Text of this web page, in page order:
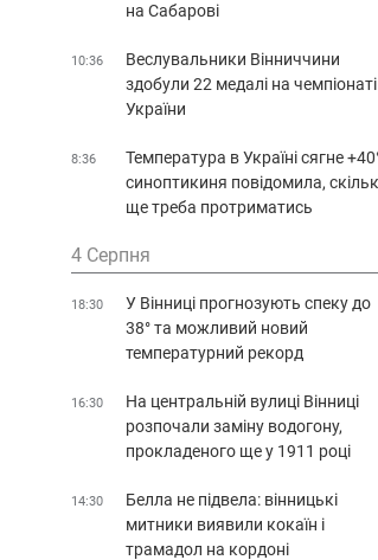
на Сабарові
10:36
Веслувальники Вінниччини
здобули 22 медалі на чемпіонаті
України
8:36
Температура в Україні сягне
синоптикиня повідомила,
ще треба протриматись
4 Серпня
18:30
У Вінниці прогнозують спеку до
38° та можливий новий
температурний рекорд
16:30
На центральній вулиці Вінниці
розпочали заміну водогону,
прокладеного ще у 1911 році
14:30
Белла не підвела: вінницькі
митники виявили кокаїн і
трамадол на кордоні